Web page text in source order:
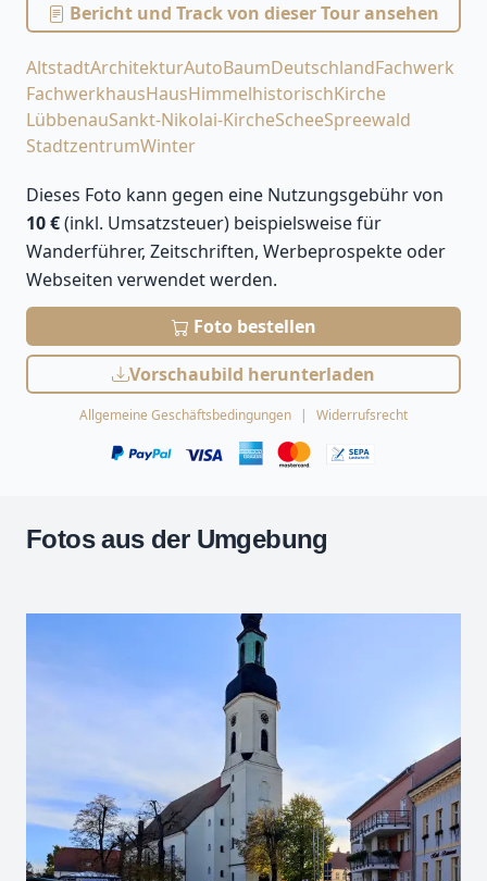
Bericht und Track von dieser Tour ansehen
AltstadtArchitekturAutoBaumDeutschlandFachwerk
FachwerkhausHausHimmelhistorischKirche
LübbenauSankt-Nikolai-KircheScheeSpreewald
StadtzentrumWinter
Dieses Foto kann gegen eine Nutzungsgebühr von
10 €(inkl. Umsatzsteuer) beispielsweise für
Wanderführer, Zeitschriften, Werbeprospekte oder
Webseiten verwendet werden.
Foto bestellen
Vorschaubild herunterladen
Allgemeine Geschäftsbedingungen Widerrufsrecht
Fotos aus der Umgebung
+